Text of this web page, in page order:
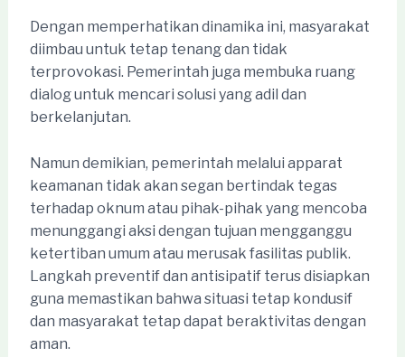
Dengan memperhatikan dinamika ini, masyarakat
diimbau untuk tetap tenang dan tidak
terprovokasi. Pemerintah juga membuka ruang
dialog untuk mencari solusi yang adil dan
berkelanjutan.
Namun demikian, pemerintah melalui apparat
keamanan tidak akan segan bertindak tegas
terhadap oknum atau pihak-pihak yang mencoba
menunggangi aksi dengan tujuan mengganggu
ketertiban umum atau merusak fasilitas publik.
Langkah preventif dan antisipatif terus disiapkan
guna memastikan bahwa situasi tetap kondusif
dan masyarakat tetap dapat beraktivitas dengan
aman.